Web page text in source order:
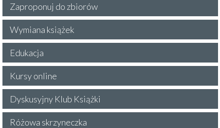
Zaproponuj do zbiorów
Wymiana książek
Edukacja
Kursy online
Dyskusyjny Klub Książki
Różowa skrzyneczka